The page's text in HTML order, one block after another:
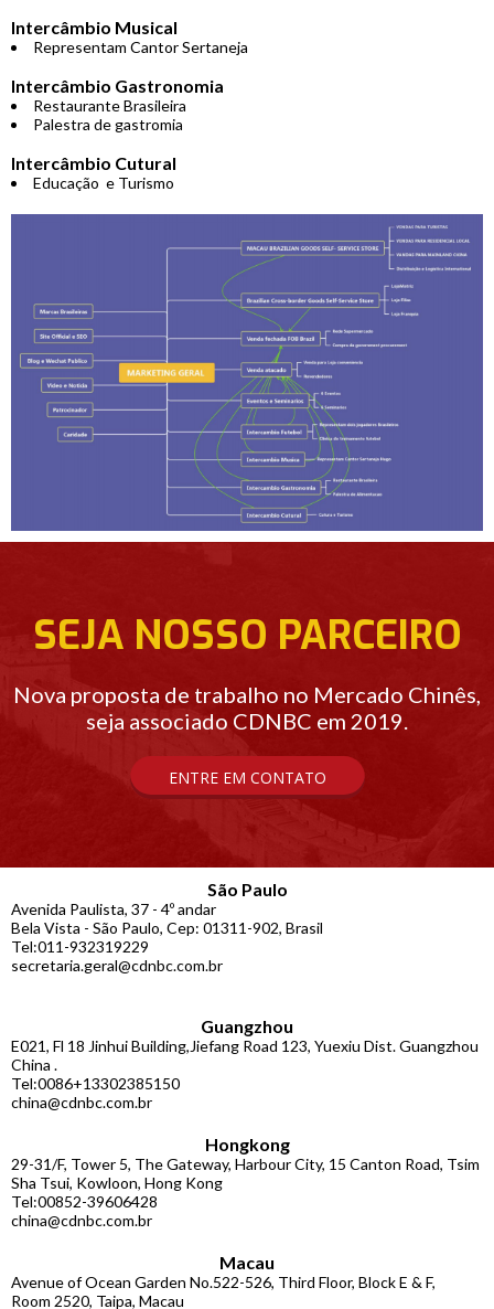
Intercâmbio Musical
Representam Cantor Sertaneja
Intercâmbio Gastronomia
Restaurante Brasileira
Palestra de gastromia
Intercâmbio Cutural
Educação e Turismo
SEJA NOSSO PARCEIRO
Nova proposta de trabalho no Mercado Chinês,
seja associado CDNBC em 2019.
ENTRE EM CONTATO
São Paulo
Avenida Paulista, 37 - 4º andar
Bela Vista - São Paulo, Cep: 01311-902, Brasil
Tel:011-932319229
secretaria.geral@cdnbc.com.br
Guangzhou
E021, Fl 18 Jinhui Building,Jiefang Road 123, Yuexiu Dist. Guangzhou
China .
Tel:0086+13302385150
china@cdnbc.com.br
Hongkong
29-31/F, Tower 5, The Gateway, Harbour City, 15 Canton Road, Tsim
Sha Tsui, Kowloon, Hong Kong
Tel:00852-39606428
china@cdnbc.com.br
Macau
Avenue of Ocean Garden No.522-526, Third Floor, Block E & F,
Room 2520, Taipa, Macau